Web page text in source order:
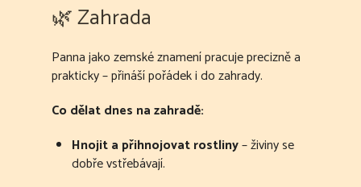
🌿 Zahrada
Panna jako zemské znamení pracuje precizně a
prakticky – přináší pořádek i do zahrady.
Co dělat dnes na zahradě:
Hnojit a přihnojovat rostliny– živiny se
dobře vstřebávají.